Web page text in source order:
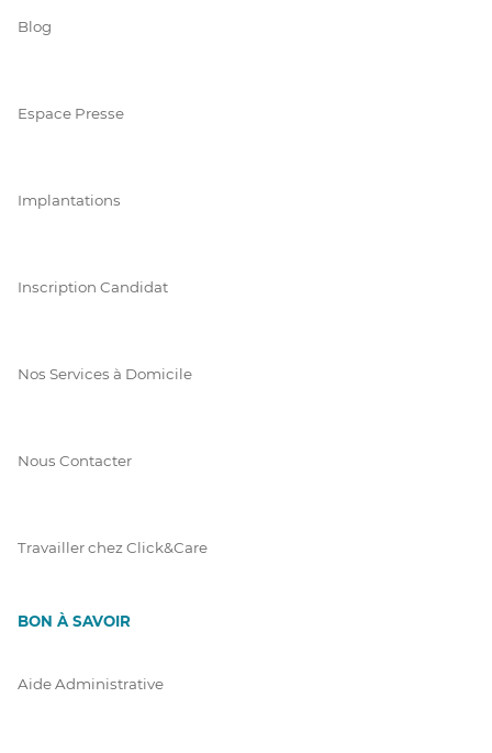
Blog
Espace Presse
Implantations
Inscription Candidat
Nos Services à Domicile
Nous Contacter
Travailler chez Click&Care
BON À SAVOIR
Aide Administrative